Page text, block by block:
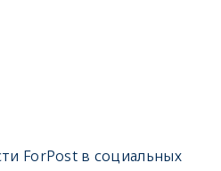
ForPost в социальных